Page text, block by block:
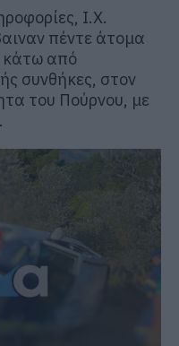
Ι.Χ.
πέντε άτομα
κάτω από
συνθήκες, στον
του Πούρνου, με